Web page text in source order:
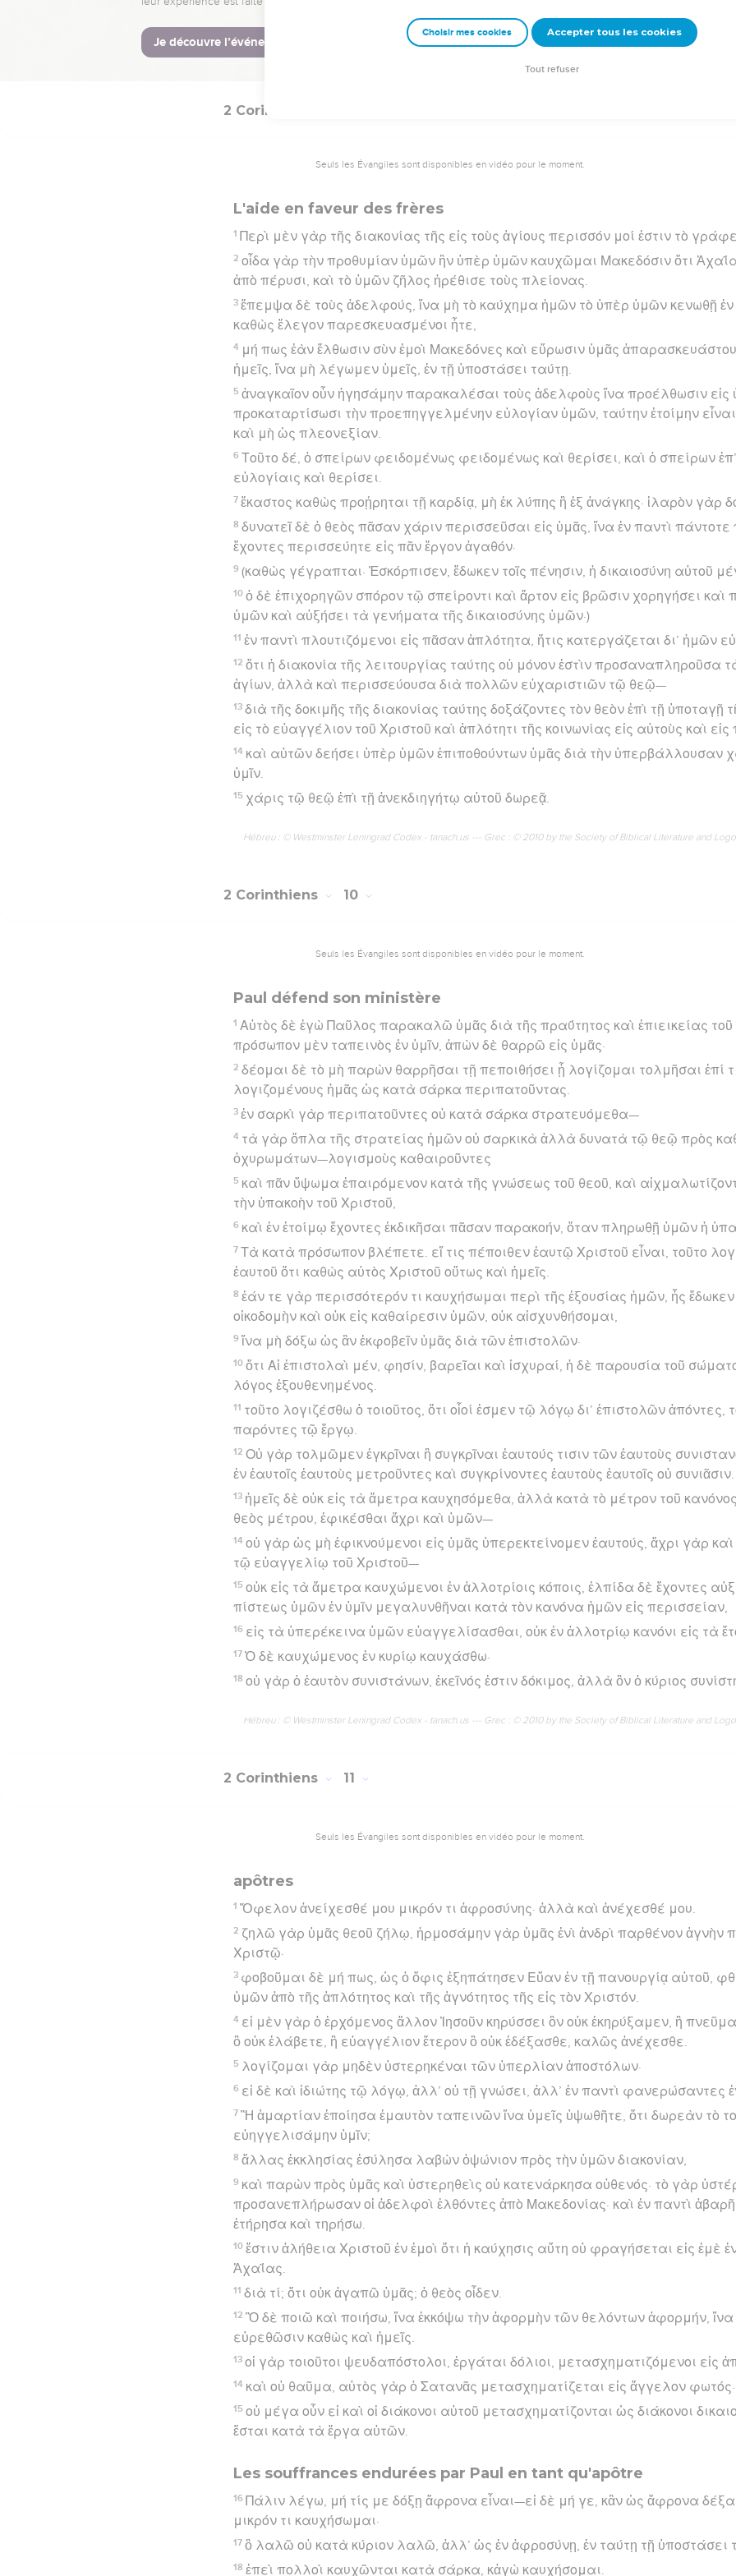
πρόσωπον τῶν ἐκκλησιῶν.
Hébreu : © Westminster Leningrad Codex - tanach.us --- Grec : © 2010 by the Society of Biblical Literature and
2 Corinthiens
Seuls les Évangiles sont disponibles en vidéo pour le moment.
L'aide en faveur des frères
1 Περὶ μὲν γὰρ τῆς διακονίας τῆς εἰς τοὺς ἁγίους περισσόν μοί ἐστιν τὸ
2 οἶδα γὰρ τὴν προθυμίαν ὑμῶν ἣν ὑπὲρ ὑμῶν καυχῶμαι Μακεδόσιν ὅτι
ἀπὸ πέρυσι, καὶ τὸ ὑμῶν ζῆλος ἠρέθισε τοὺς πλείονας.
3 ἔπεμψα δὲ τοὺς ἀδελφούς, ἵνα μὴ τὸ καύχημα ἡμῶν τὸ ὑπὲρ ὑμῶν κενωθῇ ἐν
καθὼς ἔλεγον παρεσκευασμένοι ἦτε,
4 μή πως ἐὰν ἔλθωσιν σὺν ἐμοὶ Μακεδόνες καὶ εὕρωσιν ὑμᾶς
ἡμεῖς, ἵνα μὴ λέγωμεν ὑμεῖς, ἐν τῇ ὑποστάσει ταύτῃ.
5 ἀναγκαῖον οὖν ἡγησάμην παρακαλέσαι τοὺς ἀδελφοὺς ἵνα προέλθωσιν εἰς
προκαταρτίσωσι τὴν προεπηγγελμένην εὐλογίαν ὑμῶν, ταύτην ἑτοίμην
καὶ μὴ ὡς πλεονεξίαν.
6 Τοῦτο δέ, ὁ σπείρων φειδομένως φειδομένως καὶ θερίσει, καὶ ὁ σπείρων ἐπ’
εὐλογίαις καὶ θερίσει.
7 ἕκαστος καθὼς προῄρηται τῇ καρδίᾳ, μὴ ἐκ λύπης ἢ ἐξ ἀνάγκης· ἱλαρὸν γὰρ
8 δυνατεῖ δὲ ὁ θεὸς πᾶσαν χάριν περισσεῦσαι εἰς ὑμᾶς, ἵνα ἐν παντὶ
ἔχοντες περισσεύητε εἰς πᾶν ἔργον ἀγαθόν·
9 (καθὼς γέγραπται· Ἐσκόρπισεν, ἔδωκεν τοῖς πένησιν, ἡ δικαιοσύνη αὐτοῦ
10 ὁ δὲ ἐπιχορηγῶν σπόρον τῷ σπείροντι καὶ ἄρτον εἰς βρῶσιν χορηγήσει καὶ
ὑμῶν καὶ αὐξήσει τὰ γενήματα τῆς δικαιοσύνης ὑμῶν·)
11 ἐν παντὶ πλουτιζόμενοι εἰς πᾶσαν ἁπλότητα, ἥτις κατεργάζεται δι’ ἡμῶν
12 ὅτι ἡ διακονία τῆς λειτουργίας ταύτης οὐ μόνον ἐστὶν προσαναπληροῦσα
ἁγίων, ἀλλὰ καὶ περισσεύουσα διὰ πολλῶν εὐχαριστιῶν τῷ θεῷ—
13 διὰ τῆς δοκιμῆς τῆς διακονίας ταύτης δοξάζοντες τὸν θεὸν ἐπὶ τῇ ὑποταγῇ
εἰς τὸ εὐαγγέλιον τοῦ Χριστοῦ καὶ ἁπλότητι τῆς κοινωνίας εἰς αὐτοὺς καὶ εἰς
14 καὶ αὐτῶν δεήσει ὑπὲρ ὑμῶν ἐπιποθούντων ὑμᾶς διὰ τὴν ὑπερβάλλουσαν
ὑμῖν.
15 χάρις τῷ θεῷ ἐπὶ τῇ ἀνεκδιηγήτῳ αὐτοῦ δωρεᾷ.
Hébreu : © Westminster Leningrad Codex - tanach.us --- Grec : © 2010 by the Society of Biblical Literature and
2 Corinthiens 10
Seuls les Évangiles sont disponibles en vidéo pour le moment.
Paul défend son ministère
1 Αὐτὸς δὲ ἐγὼ Παῦλος παρακαλῶ ὑμᾶς διὰ τῆς πραΰτητος καὶ ἐπιεικείας τοῦ
πρόσωπον μὲν ταπεινὸς ἐν ὑμῖν, ἀπὼν δὲ θαρρῶ εἰς ὑμᾶς·
2 δέομαι δὲ τὸ μὴ παρὼν θαρρῆσαι τῇ πεποιθήσει ᾗ λογίζομαι τολμῆσαι ἐπί
λογιζομένους ἡμᾶς ὡς κατὰ σάρκα περιπατοῦντας.
3 ἐν σαρκὶ γὰρ περιπατοῦντες οὐ κατὰ σάρκα στρατευόμεθα—
4 τὰ γὰρ ὅπλα τῆς στρατείας ἡμῶν οὐ σαρκικὰ ἀλλὰ δυνατὰ τῷ θεῷ πρὸς
ὀχυρωμάτων—λογισμοὺς καθαιροῦντες
5 καὶ πᾶν ὕψωμα ἐπαιρόμενον κατὰ τῆς γνώσεως τοῦ θεοῦ, καὶ
τὴν ὑπακοὴν τοῦ Χριστοῦ,
6 καὶ ἐν ἑτοίμῳ ἔχοντες ἐκδικῆσαι πᾶσαν παρακοήν, ὅταν πληρωθῇ ὑμῶν ἡ
7 Τὰ κατὰ πρόσωπον βλέπετε. εἴ τις πέποιθεν ἑαυτῷ Χριστοῦ εἶναι, τοῦτο
ἑαυτοῦ ὅτι καθὼς αὐτὸς Χριστοῦ οὕτως καὶ ἡμεῖς.
8 ἐάν τε γὰρ περισσότερόν τι καυχήσωμαι περὶ τῆς ἐξουσίας ἡμῶν, ἧς ἔδωκεν
οἰκοδομὴν καὶ οὐκ εἰς καθαίρεσιν ὑμῶν, οὐκ αἰσχυνθήσομαι,
9 ἵνα μὴ δόξω ὡς ἂν ἐκφοβεῖν ὑμᾶς διὰ τῶν ἐπιστολῶν·
10 ὅτι Αἱ ἐπιστολαὶ μέν, φησίν, βαρεῖαι καὶ ἰσχυραί, ἡ δὲ παρουσία τοῦ
λόγος ἐξουθενημένος.
11 τοῦτο λογιζέσθω ὁ τοιοῦτος, ὅτι οἷοί ἐσμεν τῷ λόγῳ δι’ ἐπιστολῶν ἀπόντες,
παρόντες τῷ ἔργῳ.
12 Οὐ γὰρ τολμῶμεν ἐγκρῖναι ἢ συγκρῖναι ἑαυτούς τισιν τῶν ἑαυτοὺς
ἐν ἑαυτοῖς ἑαυτοὺς μετροῦντες καὶ συγκρίνοντες ἑαυτοὺς ἑαυτοῖς οὐ συνιᾶσιν.
13 ἡμεῖς δὲ οὐκ εἰς τὰ ἄμετρα καυχησόμεθα, ἀλλὰ κατὰ τὸ μέτρον τοῦ
θεὸς μέτρου, ἐφικέσθαι ἄχρι καὶ ὑμῶν—
14 οὐ γὰρ ὡς μὴ ἐφικνούμενοι εἰς ὑμᾶς ὑπερεκτείνομεν ἑαυτούς, ἄχρι γὰρ
τῷ εὐαγγελίῳ τοῦ Χριστοῦ—
15 οὐκ εἰς τὰ ἄμετρα καυχώμενοι ἐν ἀλλοτρίοις κόποις, ἐλπίδα δὲ ἔχοντες
πίστεως ὑμῶν ἐν ὑμῖν μεγαλυνθῆναι κατὰ τὸν κανόνα ἡμῶν εἰς περισσείαν,
16 εἰς τὰ ὑπερέκεινα ὑμῶν εὐαγγελίσασθαι, οὐκ ἐν ἀλλοτρίῳ κανόνι εἰς τὰ
17 Ὁ δὲ καυχώμενος ἐν κυρίῳ καυχάσθω·
18 οὐ γὰρ ὁ ἑαυτὸν συνιστάνων, ἐκεῖνός ἐστιν δόκιμος, ἀλλὰ ὃν ὁ κύριος
Hébreu : © Westminster Leningrad Codex - tanach.us --- Grec : © 2010 by the Society of Biblical Literature and
2 Corinthiens 11
Seuls les Évangiles sont disponibles en vidéo pour le moment.
apôtres
1 Ὄφελον ἀνείχεσθέ μου μικρόν τι ἀφροσύνης· ἀλλὰ καὶ ἀνέχεσθέ μου.
2 ζηλῶ γὰρ ὑμᾶς θεοῦ ζήλῳ, ἡρμοσάμην γὰρ ὑμᾶς ἑνὶ ἀνδρὶ παρθένον ἁγνὴν
Χριστῷ·
3 φοβοῦμαι δὲ μή πως, ὡς ὁ ὄφις ἐξηπάτησεν Εὕαν ἐν τῇ πανουργίᾳ αὐτοῦ,
ὑμῶν ἀπὸ τῆς ἁπλότητος καὶ τῆς ἁγνότητος τῆς εἰς τὸν Χριστόν.
4 εἰ μὲν γὰρ ὁ ἐρχόμενος ἄλλον Ἰησοῦν κηρύσσει ὃν οὐκ ἐκηρύξαμεν, ἢ
ὃ οὐκ ἐλάβετε, ἢ εὐαγγέλιον ἕτερον ὃ οὐκ ἐδέξασθε, καλῶς ἀνέχεσθε.
5 λογίζομαι γὰρ μηδὲν ὑστερηκέναι τῶν ὑπερλίαν ἀποστόλων·
6 εἰ δὲ καὶ ἰδιώτης τῷ λόγῳ, ἀλλ’ οὐ τῇ γνώσει, ἀλλ’ ἐν παντὶ φανερώσαντες
7 Ἢ ἁμαρτίαν ἐποίησα ἐμαυτὸν ταπεινῶν ἵνα ὑμεῖς ὑψωθῆτε, ὅτι δωρεὰν τὸ
εὐηγγελισάμην ὑμῖν;
8 ἄλλας ἐκκλησίας ἐσύλησα λαβὼν ὀψώνιον πρὸς τὴν ὑμῶν διακονίαν,
9 καὶ παρὼν πρὸς ὑμᾶς καὶ ὑστερηθεὶς οὐ κατενάρκησα οὐθενός· τὸ γὰρ
προσανεπλήρωσαν οἱ ἀδελφοὶ ἐλθόντες ἀπὸ Μακεδονίας· καὶ ἐν παντὶ ἀβαρῆ
ἐτήρησα καὶ τηρήσω.
10 ἔστιν ἀλήθεια Χριστοῦ ἐν ἐμοὶ ὅτι ἡ καύχησις αὕτη οὐ φραγήσεται εἰς ἐμὲ
Ἀχαΐας.
11 διὰ τί; ὅτι οὐκ ἀγαπῶ ὑμᾶς; ὁ θεὸς οἶδεν.
12 Ὃ δὲ ποιῶ καὶ ποιήσω, ἵνα ἐκκόψω τὴν ἀφορμὴν τῶν θελόντων ἀφορμήν,
εὑρεθῶσιν καθὼς καὶ ἡμεῖς.
13 οἱ γὰρ τοιοῦτοι ψευδαπόστολοι, ἐργάται δόλιοι, μετασχηματιζόμενοι εἰς
14 καὶ οὐ θαῦμα, αὐτὸς γὰρ ὁ Σατανᾶς μετασχηματίζεται εἰς ἄγγελον φωτός·
15 οὐ μέγα οὖν εἰ καὶ οἱ διάκονοι αὐτοῦ μετασχηματίζονται ὡς διάκονοι
ἔσται κατὰ τὰ ἔργα αὐτῶν.
Les souffrances endurées par Paul en tant qu'apôtre
16 Πάλιν λέγω, μή τίς με δόξῃ ἄφρονα εἶναι—εἰ δὲ μή γε, κἂν ὡς ἄφρονα
μικρόν τι καυχήσωμαι·
17 ὃ λαλῶ οὐ κατὰ κύριον λαλῶ, ἀλλ’ ὡς ἐν ἀφροσύνῃ, ἐν ταύτῃ τῇ ὑποστάσει
18 ἐπεὶ πολλοὶ καυχῶνται κατὰ σάρκα, κἀγὼ καυχήσομαι.
Choisir mes cookies Accepter tous les cookies
Tout refuser